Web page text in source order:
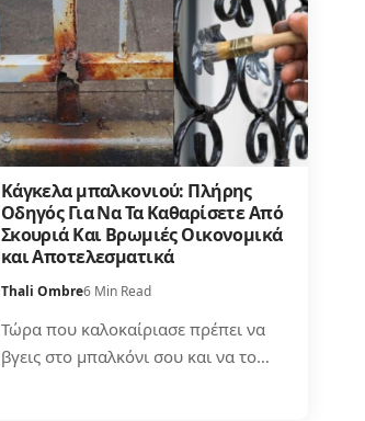
Κάγκελα μπαλκονιού: Πλήρης
Οδηγός Για Να Τα Καθαρίσετε Από
Σκουριά Και Βρωμιές Οικονομικά
και Αποτελεσματικά
Thali Ombre6 Min Read
Τώρα που καλοκαίριασε πρέπει να
βγεις στο μπαλκόνι σου και να το…